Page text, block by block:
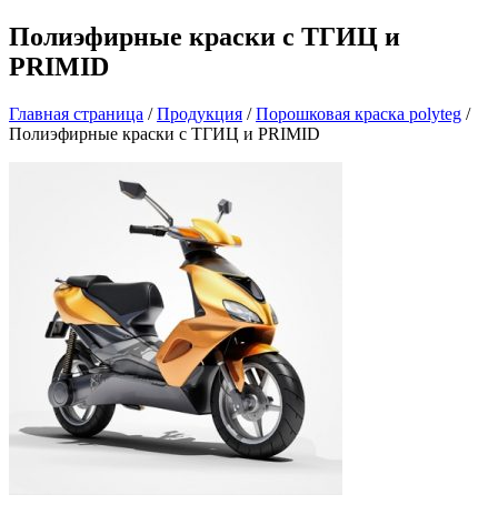
Полиэфирные краски с ТГИЦ и
PRIMID
Главная страница /Продукция /Порошковая краска polyteg /
Полиэфирные краски с ТГИЦ и PRIMID